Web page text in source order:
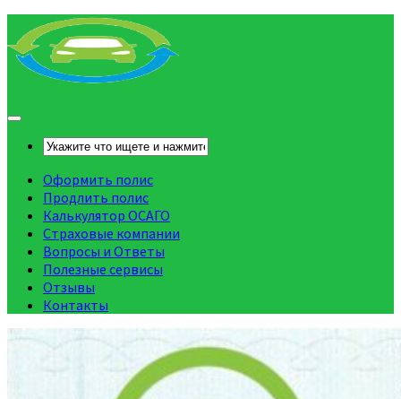
Оформить полис
Продлить полис
Калькулятор ОСАГО
Страховые компании
Вопросы и Ответы
Полезные сервисы
Отзывы
Контакты